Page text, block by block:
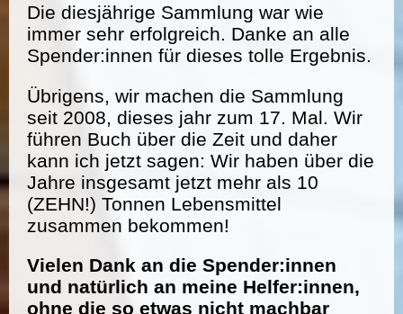
Die diesjährige Sammlung war wie
immer sehr erfolgreich. Danke an alle
Spender:innen für dieses tolle Ergebnis.
Übrigens, wir machen die Sammlung
seit 2008, dieses jahr zum 17. Mal. Wir
führen Buch über die Zeit und daher
kann ich jetzt sagen: Wir haben über die
Jahre insgesamt jetzt mehr als 10
(ZEHN!) Tonnen Lebensmittel
zusammen bekommen!
Vielen Dank an die Spender:innen
und natürlich an meine Helfer:innen,
ohne die so etwas nicht machbar